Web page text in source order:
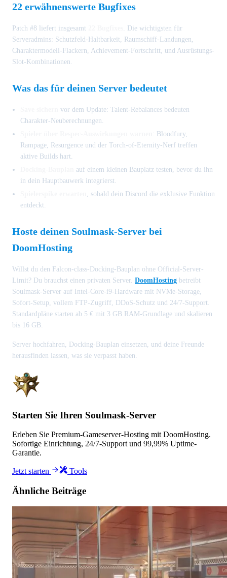
22 erwähnenswerte Bugfixes
Patch #8 liefert insgesamt
. Die wichtigsten für
Serveradmins: Schutzfeld-Haltbarkeit, Raumschiff-Landungen,
Charaktermodell-Flackern, Achievement-Fortschritt, und Ausrüstungs-
Slot-Kombinationen.
Was das für deinen Server bedeutet
vor dem Update: Talent-Rebalances bedeuten
Charakter-Neuberechnungen.
: Bloodfury,
Rampage, Resurgence und der Torch-of-Eternity-Nerf treffen
aktive Builds hart.
auf einem kleinen Bauplatz testen, bevor du ihn
in dein Hauptbauwerk integrierst.
, sobald dein Discord die exklusive Funktion
entdeckt.
Hoste deinen Soulmask-Server bei
DoomHosting
Willst du den Falcon-class-Docking-Bauplan ohne Official-Server-
Limit? Du brauchst einen privaten Server. DoomHosting betreibt
Soulmask-Server auf Intel-Core-i9-Hardware mit NVMe-Storage,
Sofort-Setup, vollem FTP-Zugriff, DDoS-Schutz und 24/7-Support.
Standardpläne starten ab 5 € mit 3 GB RAM-Grundlage und skalieren
bis 16 GB.
Server hochfahren, Docking-Bauplan einsetzen, und deine Freunde
herausfinden lassen, was sie verpasst haben.
Starten Sie Ihren Soulmask-Server
Erleben Sie Premium-Gameserver-Hosting mit DoomHosting.
Sofortige Einrichtung, 24/7-Support und 99,99% Uptime-
Garantie.
Jetzt starten Tools
Ähnliche Beiträge